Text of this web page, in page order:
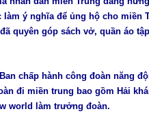
ý nghĩa để ủng hộ cho miền
quyên góp sách vở, quần áo
chấp hành công đoàn năng
đi miền trung bao gồm Hải
world làm trưởng đoàn.